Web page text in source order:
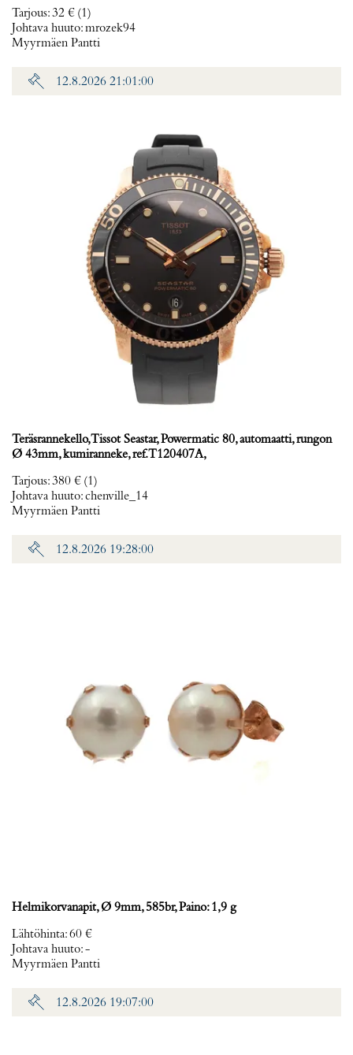
Tarjous:32 € (1)
Johtava huuto:mrozek94
Myyrmäen Pantti
12.8.2026 21:01:00
Teräsrannekello, Tissot Seastar, Powermatic 80, automaatti, rungon
Ø 43mm, kumiranneke, ref. T120407A,
Tarjous:380 € (1)
Johtava huuto:chenville_14
Myyrmäen Pantti
12.8.2026 19:28:00
Helmikorvanapit, Ø 9mm, 585br, Paino: 1,9 g
Lähtöhinta:60 €
Johtava huuto:-
Myyrmäen Pantti
12.8.2026 19:07:00